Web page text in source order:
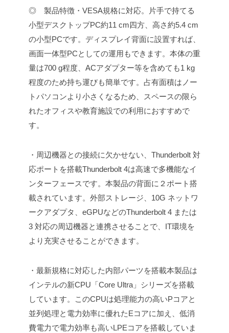
◎ 製品特徴 ・VESA規格に対応。片手で持てる
小型デスクトップPC約11 cm四方、高さ約5.4 cm
の小型PCです。ディスプレイ背面に設置すれば、
画面一体型PCとしての運用もできます。本体の重
量は700 g程度、ACアダプター等を含めても1 kg
程度のため持ち運びも簡単です。占有面積はノー
トパソコンより小さくなるため、スペースの限ら
れたオフィスや教育施設での利用におすすめで
す。
・周辺機器との接続に欠かせない、Thunderbolt 対
応ポートを搭載Thunderbolt 4は高速で多機能なイ
ンターフェースです。本製品の背面に２ポート搭
載されています。外部ストレージ、10G ネットワ
ークアダプタ、eGPUなどのThunderbolt 4 または
3 対応の周辺機器と連携させることで、IT環境を
より充実させることができます。
・最新規格に対応した内部パーツを搭載本製品は
インテルの新CPU「Core Ultra」シリーズを搭載
しています。このCPUは処理能力の高いPコアと
並列処理と電力効率に優れたEコアに加え、低消
費電力で電力効率も高いLPEコアを搭載していま